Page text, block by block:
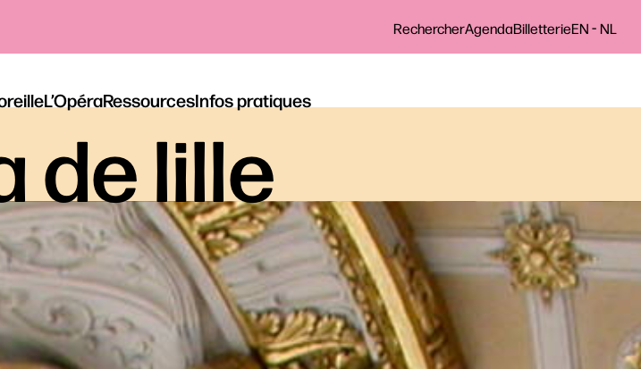
RechercherAgendaBilletterieEN-NL
L’OpéraRessourcesInfos pratiques
de lille